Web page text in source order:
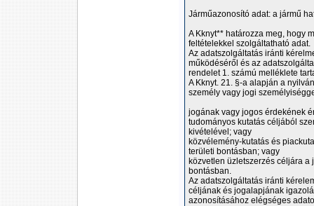
Járműazonosító adat: a jármű
A Kknyt** határozza meg, hogy
feltételekkel szolgáltatható adat.
Az adatszolgáltatás iránti
működéséről és az
rendelet 1. számú melléklete
A Kknyt. 21. §-a alapján a
személy vagy jogi
jogának vagy jogos érdekének
tudományos kutatás céljából
kivételével; vagy
közvélemény-kutatás és
területi bontásban; vagy
közvetlen üzletszerzés céljára
bontásban.
Az adatszolgáltatás iránti
céljának és jogalapjának
azonosításához elégséges